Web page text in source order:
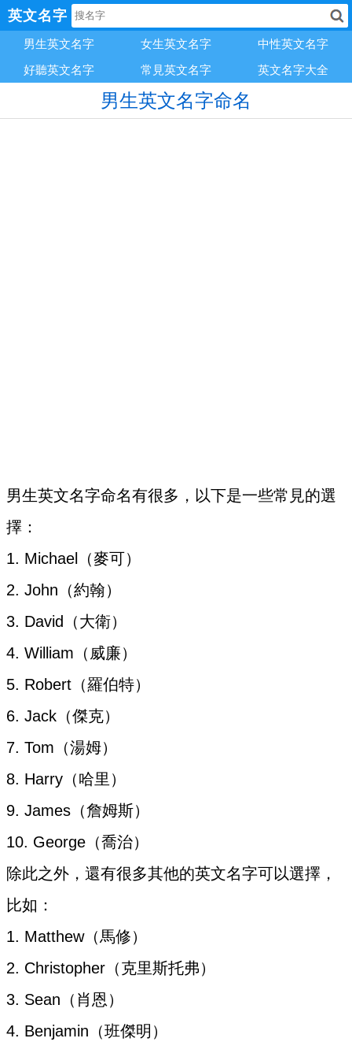
英文名字
男生英文名字 女生英文名字
中性英文名字
好聽英文名字
常見英文名字 英文名字大全
男生英文名字命名
男生英文名字命名有很多，以下是一些常見的選
擇：
1. Michael（麥可）
2. John（約翰）
3. David（大衛）
4. William（威廉）
5. Robert（羅伯特）
6. Jack（傑克）
7. Tom（湯姆）
8. Harry（哈里）
9. James（詹姆斯）
10. George（喬治）
除此之外，還有很多其他的英文名字可以選擇，
比如：
1. Matthew（馬修）
2. Christopher（克里斯托弗）
3. Sean（肖恩）
4. Benjamin（班傑明）